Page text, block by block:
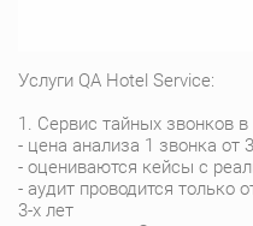
Услуги QA Hotel Service:
1. Сервис тайных звонков
- цена анализа 1 звонка от
- оцениваются кейсы с
- аудит проводится только
3-х лет